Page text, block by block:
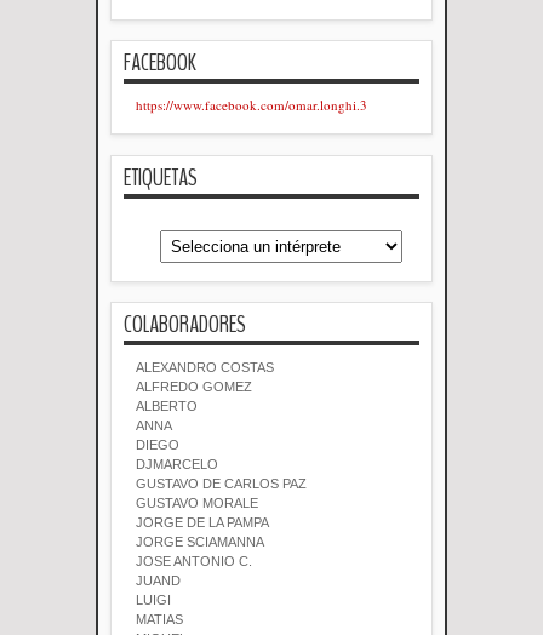
FACEBOOK
https://www.facebook.com/omar.longhi.3
ETIQUETAS
COLABORADORES
ALEXANDRO COSTAS
ALFREDO GOMEZ
ALBERTO
ANNA
DIEGO
DJMARCELO
GUSTAVO DE CARLOS PAZ
GUSTAVO MORALE
JORGE DE LA PAMPA
JORGE SCIAMANNA
JOSE ANTONIO C.
JUAND
LUIGI
MATIAS